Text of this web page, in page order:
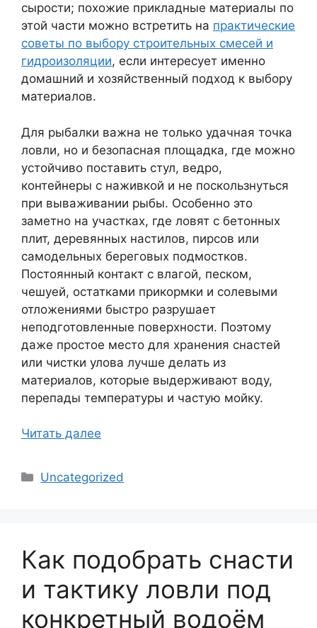
сырости; похожие прикладные материалы по
этой части можно встретить на практические
советы по выбору строительных смесей и
гидроизоляции, если интересует именно
домашний и хозяйственный подход к выбору
материалов.
Для рыбалки важна не только удачная точка
ловли, но и безопасная площадка, где можно
устойчиво поставить стул, ведро,
контейнеры с наживкой и не поскользнуться
при вываживании рыбы. Особенно это
заметно на участках, где ловят с бетонных
плит, деревянных настилов, пирсов или
самодельных береговых подмостков.
Постоянный контакт с влагой, песком,
чешуей, остатками прикормки и солевыми
отложениями быстро разрушает
неподготовленные поверхности. Поэтому
даже простое место для хранения снастей
или чистки улова лучше делать из
материалов, которые выдерживают воду,
перепады температуры и частую мойку.
Читать далее
Рубрики
Uncategorized
Как подобрать снасти
и тактику ловли под
конкретный водоём